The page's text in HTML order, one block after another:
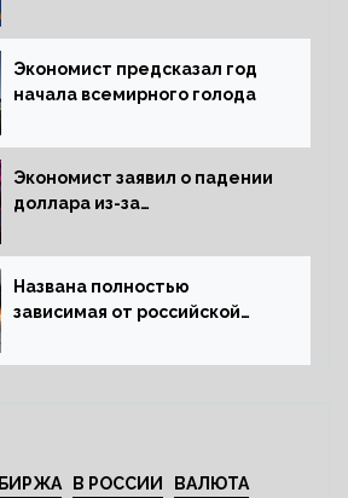
Экономист предсказал год
начала всемирного голода
Экономист заявил о падении
доллара из-за
Названа полностью
зависимая от российской
БИРЖА В РОССИИ ВАЛЮТА